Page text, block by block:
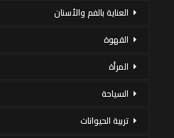
العناية بالفم والأسنان
القهوة
المرأة
السياحة
تربية الحيوانات